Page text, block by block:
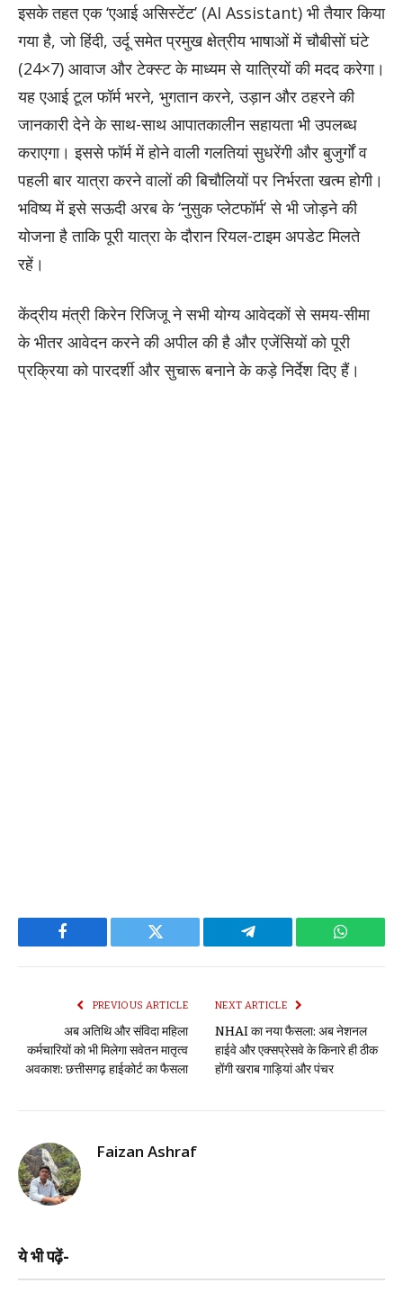
इसके तहत एक ‘एआई असिस्टेंट’ (AI Assistant) भी तैयार किया
गया है, जो हिंदी, उर्दू समेत प्रमुख क्षेत्रीय भाषाओं में चौबीसों घंटे
(24×7) आवाज और टेक्स्ट के माध्यम से यात्रियों की मदद करेगा।
यह एआई टूल फॉर्म भरने, भुगतान करने, उड़ान और ठहरने की
जानकारी देने के साथ-साथ आपातकालीन सहायता भी उपलब्ध
कराएगा। इससे फॉर्म में होने वाली गलतियां सुधरेंगी और बुजुर्गों व
पहली बार यात्रा करने वालों की बिचौलियों पर निर्भरता खत्म होगी।
भविष्य में इसे सऊदी अरब के ‘नुसुक प्लेटफॉर्म’ से भी जोड़ने की
योजना है ताकि पूरी यात्रा के दौरान रियल-टाइम अपडेट मिलते
रहें।
केंद्रीय मंत्री किरेन रिजिजू ने सभी योग्य आवेदकों से समय-सीमा
के भीतर आवेदन करने की अपील की है और एजेंसियों को पूरी
प्रक्रिया को पारदर्शी और सुचारू बनाने के कड़े निर्देश दिए हैं।
Facebook Twitter Telegram
PREVIOUS ARTICLE
अब अतिथि और संविदा महिला
कर्मचारियों को भी मिलेगा सवेतन मातृत्व
अवकाश: छत्तीसगढ़ हाईकोर्ट का फैसला
NEXT ARTICLE
NHAI का नया फैसला: अब नेशनल
हाईवे और एक्सप्रेसवे के किनारे ही ठीक
होंगी खराब गाड़ियां और पंचर
Faizan Ashraf
ये भी पढ़ें-